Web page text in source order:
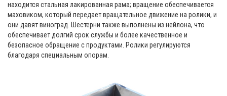
находится стальная лакированная рама; вращение обеспечивается
маховиком, который передает вращательное движение на ролики, и
они давят виноград. Шестерни также выполнены из нейлона, что
обеспечивает долгий срок службы и более качественное и
безопасное обращение с продуктами. Ролики регулируются
благодаря специальным опорам.